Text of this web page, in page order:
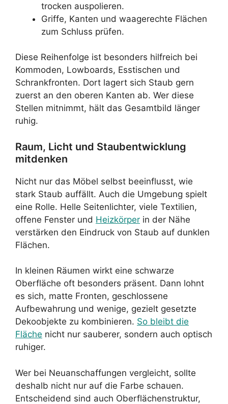
trocken auspolieren.
Griffe, Kanten und waagerechte Flächen
zum Schluss prüfen.
Diese Reihenfolge ist besonders hilfreich bei
Kommoden, Lowboards, Esstischen und
Schrankfronten. Dort lagert sich Staub gern
zuerst an den oberen Kanten ab. Wer diese
Stellen mitnimmt, hält das Gesamtbild länger
ruhig.
Raum, Licht und Staubentwicklung
mitdenken
Nicht nur das Möbel selbst beeinflusst, wie
stark Staub auffällt. Auch die Umgebung spielt
eine Rolle. Helle Seitenlichter, viele Textilien,
offene Fenster und Heizkörper in der Nähe
verstärken den Eindruck von Staub auf dunklen
Flächen.
In kleinen Räumen wirkt eine schwarze
Oberfläche oft besonders präsent. Dann lohnt
es sich, matte Fronten, geschlossene
Aufbewahrung und wenige, gezielt gesetzte
Dekoobjekte zu kombinieren. So bleibt die
Fläche nicht nur sauberer, sondern auch optisch
ruhiger.
Wer bei Neuanschaffungen vergleicht, sollte
deshalb nicht nur auf die Farbe schauen.
Entscheidend sind auch Oberflächenstruktur,